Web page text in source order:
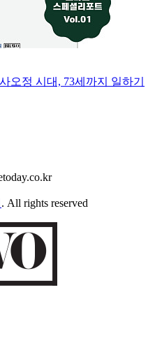
오정 시대, 73세까지 일하기
. All rights reserved